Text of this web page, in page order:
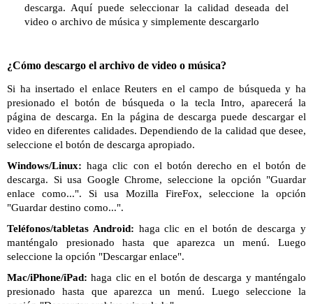
descarga. Aquí puede seleccionar la calidad deseada del
video o archivo de música y simplemente descargarlo
¿Cómo descargo el archivo de video o música?
Si ha insertado el enlace Reuters en el campo de búsqueda y ha
presionado el botón de búsqueda o la tecla Intro, aparecerá la
página de descarga. En la página de descarga puede descargar el
video en diferentes calidades. Dependiendo de la calidad que desee,
seleccione el botón de descarga apropiado.
Windows/Linux: haga clic con el botón derecho en el botón de
descarga. Si usa Google Chrome, seleccione la opción "Guardar
enlace como...". Si usa Mozilla FireFox, seleccione la opción
"Guardar destino como...".
Teléfonos/tabletas Android: haga clic en el botón de descarga y
manténgalo presionado hasta que aparezca un menú. Luego
seleccione la opción "Descargar enlace".
Mac/iPhone/iPad: haga clic en el botón de descarga y manténgalo
presionado hasta que aparezca un menú. Luego seleccione la